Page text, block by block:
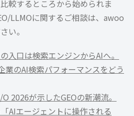
較するところから始められま
LLMOに関するご相談は、awoo
い。
入口は検索エンジンからAIへ。
のAI検索パフォーマンスをどう
2026が示したGEOの新潮流。
AIエージェントに操作される